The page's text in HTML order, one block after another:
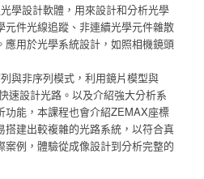
學設計軟體，用來設計和分析光學
元件光線追蹤、非連續光學元件雜散
用於光學系統設計，如照相機鏡頭
與非序列模式，利用鏡片模型與
速設計光路。以及介紹強大分析系
功能，本課程也會介紹ZEMAX座標
建出較複雜的光路系統，以符合真
例，體驗從成像設計到分析完整的